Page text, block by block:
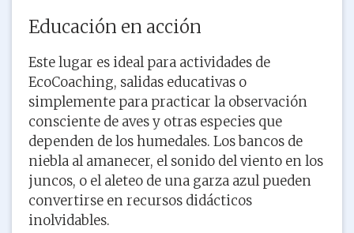
Educación en acción
Este lugar es ideal para actividades de
EcoCoaching, salidas educativas o
simplemente para practicar la observación
consciente de aves y otras especies que
dependen de los humedales. Los bancos de
niebla al amanecer, el sonido del viento en los
juncos, o el aleteo de una garza azul pueden
convertirse en recursos didácticos
inolvidables.